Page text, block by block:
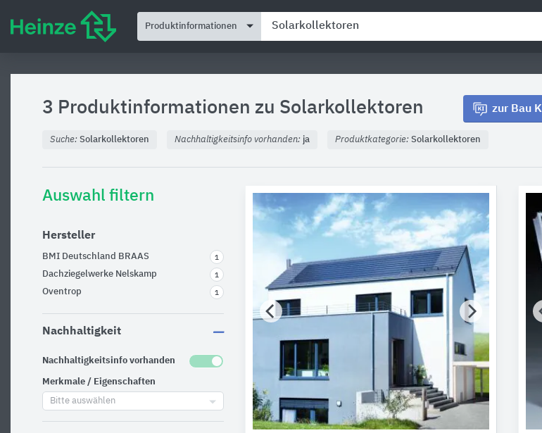
Produktinformationen
3 Produktinformationen zu Solarkollektoren zur Bau
Suche: Solarkollektoren Nachhaltigkeitsinfo vorhanden: ja Produktkategorie: Solarkollektoren
Auswahl filtern
Hersteller
BMI Deutschland BRAAS 1
Dachziegelwerke Nelskamp 1
Oventrop 1
Nachhaltigkeit
Nachhaltigkeitsinfo vorhanden
Merkmale / Eigenschaften
Bitte auswählen